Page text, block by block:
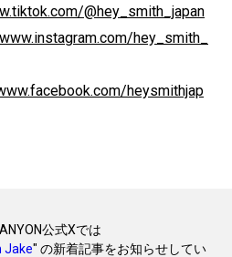
@hey_smith_japan
hey_smith_
heysmithjap
公式Xでは
Jake" の新着記事をお知らせしてい